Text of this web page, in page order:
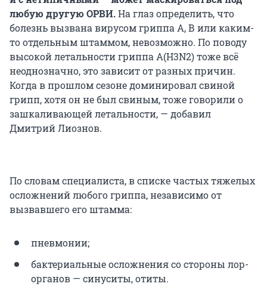
любую другую ОРВИ.На глаз определить, что
болезнь вызвана вирусом гриппа А, В или каким-
то отдельным штаммом, невозможно. По поводу
высокой летальности гриппа А(H3N2) тоже всё
неоднозначно, это зависит от разных причин.
Когда в прошлом сезоне доминировал свиной
грипп, хотя он не был свиным, тоже говорили о
зашкаливающей летальности, — добавил
Дмитрий Лиознов.
По словам специалиста, в списке частых тяжелых
осложнений любого гриппа, независимо от
вызвавшего его штамма:
пневмонии;
бактериальные осложнения со стороны лор-
органов — синуситы, отиты.